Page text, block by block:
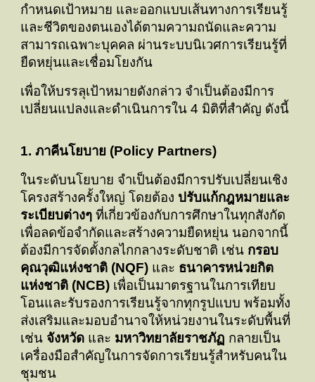
กำหนดเป้าหมาย และออกแบบเส้นทางการเรียนรู้
และชีวิตของตนเองได้ตามความถนัดและความ
สามารถเฉพาะบุคคล ผ่านระบบนิเวศการเรียนรู้ที่
ยืดหยุ่นและเชื่อมโยงกัน
เพื่อให้บรรลุเป้าหมายดังกล่าว จำเป็นต้องมีการ
เปลี่ยนแปลงและดำเนินการใน 4 มิติที่สำคัญ ดังนี้
1. ภาคีนโยบาย (Policy Partners)
ในระดับนโยบาย จำเป็นต้องมีการปรับเปลี่ยนเชิง
โครงสร้างครั้งใหญ่ โดยต้อง ปรับแก้กฎหมายและ
ระเบียบต่างๆ ที่เกี่ยวข้องกับการศึกษาในทุกสังกัด
เพื่อลดข้อจำกัดและสร้างความยืดหยุ่น นอกจากนี้
ต้องมีการจัดตั้งกลไกกลางระดับชาติ เช่น กรอบ
คุณวุฒิแห่งชาติ (NQF) และ ธนาคารหน่วยกิต
แห่งชาติ (NCB) เพื่อเป็นมาตรฐานในการเทียบ
โอนและรับรองการเรียนรู้จากทุกรูปแบบ พร้อมทั้ง
ส่งเสริมและมอบอำนาจให้หน่วยงานในระดับพื้นที่
เช่น จังหวัด และ มหาวิทยาลัยราชภัฏ กลายเป็น
เครื่องมือสำคัญในการจัดการเรียนรู้สำหรับคนใน
ชุมชน